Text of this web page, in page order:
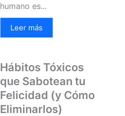
humano es...
Leer más
Hábitos Tóxicos
que Sabotean tu
Felicidad (y Cómo
Eliminarlos)